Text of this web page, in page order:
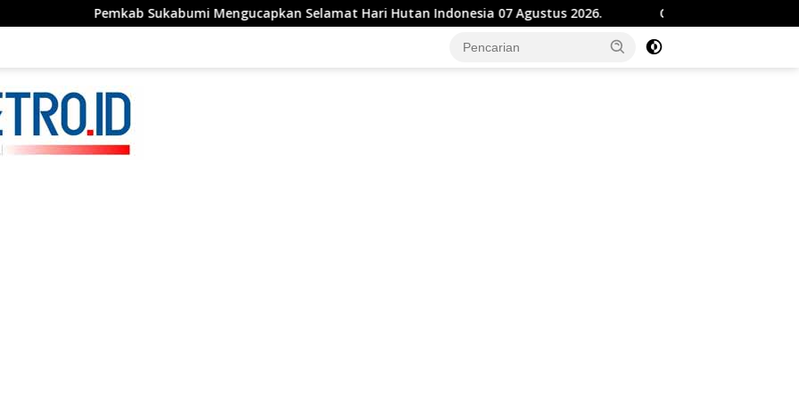
Pemkab Sukabumi Mengucapkan Selamat Hari Hutan Indonesia 07 Agustus 2026. Cegah Bentrokan Tamansari,